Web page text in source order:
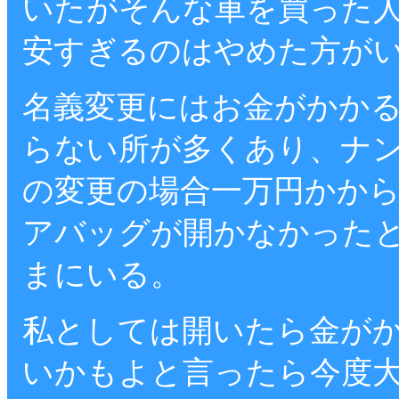
いたがそんな車を買った
安すぎるのはやめた方が
名義変更にはお金がかか
らない所が多くあり、ナ
の変更の場合一万円かか
アバッグが開かなかった
まにいる。
私としては開いたら金が
いかもよと言ったら今度